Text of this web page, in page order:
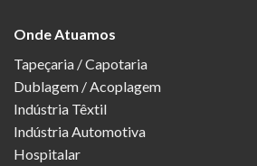
Onde Atuamos
Tapeçaria / Capotaria
Dublagem / Acoplagem
Indústria Têxtil
Indústria Automotiva
Hospitalar